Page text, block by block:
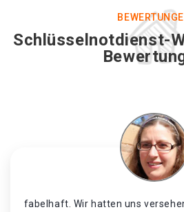
Schlüsselnotdienst-
fabelhaft. Wir hatten uns